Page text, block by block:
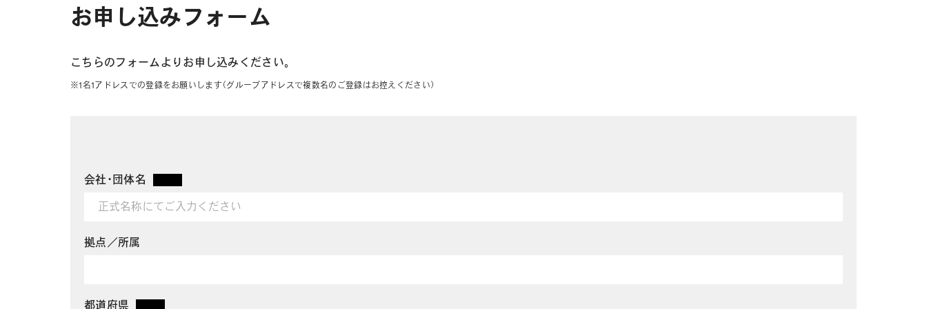
お申し込みフォーム
こちらのフォームよりお申し込みください。
※1名1アドレスでの登録をお願いします（グループアドレスで複数名のご登録はお控えください）
会社・団体名
拠点／所属
都道府県